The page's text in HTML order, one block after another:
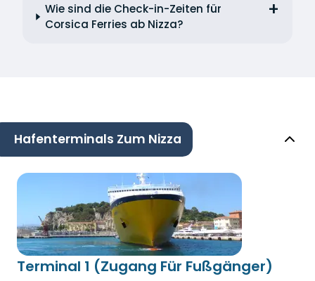
Wie sind die Check-in-Zeiten für
Corsica Ferries ab Nizza?
Hafenterminals Zum Nizza
Terminal 1 (Zugang Für Fußgänger)